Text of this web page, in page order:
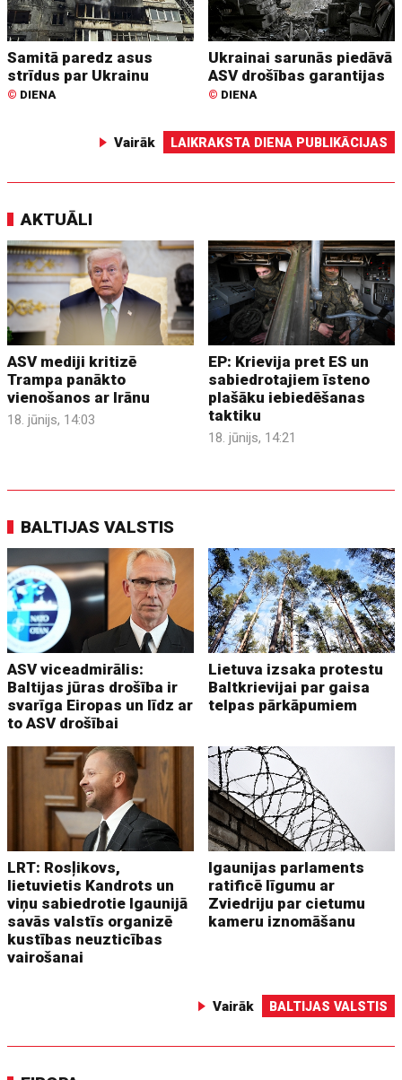
Samitā paredz asus
strīdus par Ukrainu
© DIENA
Ukrainai sarunās piedāvā
ASV drošības garantijas
© DIENA
Vairāk LAIKRAKSTA DIENA PUBLIKĀCIJAS
AKTUĀLI
ASV mediji kritizē
Trampa panākto
vienošanos ar Irānu
18. jūnijs, 14:03
EP: Krievija pret ES un
sabiedrotajiem īsteno
plašāku iebiedēšanas
taktiku
18. jūnijs, 14:21
BALTIJAS VALSTIS
ASV viceadmirālis:
Baltijas jūras drošība ir
svarīga Eiropas un līdz ar
to ASV drošībai
Lietuva izsaka protestu
Baltkrievijai par gaisa
telpas pārkāpumiem
LRT: Rosļikovs,
lietuvietis Kandrots un
viņu sabiedrotie Igaunijā
savās valstīs organizē
kustības neuzticības
vairošanai
Igaunijas parlaments
ratificē līgumu ar
Zviedriju par cietumu
kameru iznomāšanu
Vairāk BALTIJAS VALSTIS